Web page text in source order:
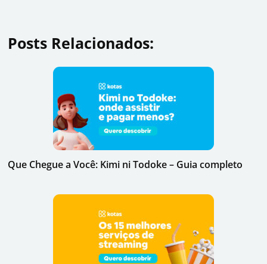
Posts Relacionados:
Que Chegue a Você: Kimi ni Todoke – Guia completo